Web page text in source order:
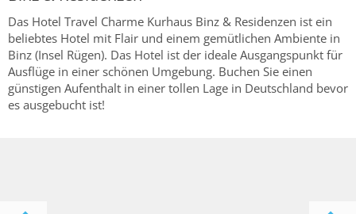
Das Hotel Travel Charme Kurhaus Binz & Residenzen ist ein
beliebtes Hotel mit Flair und einem gemütlichen Ambiente in
Binz (Insel Rügen). Das Hotel ist der ideale Ausgangspunkt für
Ausflüge in einer schönen Umgebung. Buchen Sie einen
günstigen Aufenthalt in einer tollen Lage in Deutschland bevor
es ausgebucht ist!